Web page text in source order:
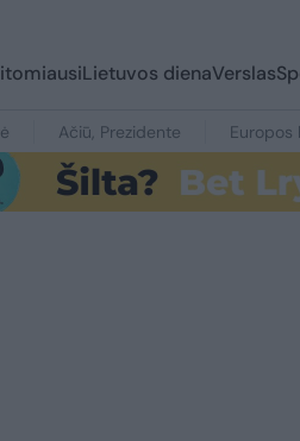
Lietuvos dienaVerslas
Ačiū, Prezidente